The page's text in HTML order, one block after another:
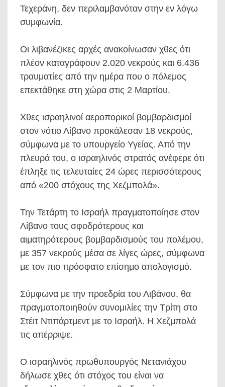
Τεχεράνη, δεν περιλαμβανόταν στην εν λόγω
συμφωνία.
Οι λιβανέζικες αρχές ανακοίνωσαν χθες ότι
πλέον καταγράφουν 2.020 νεκρούς και 6.436
τραυματίες από την ημέρα που ο πόλεμος
επεκτάθηκε στη χώρα στις 2 Μαρτίου.
Χθες ισραηλινοί αεροπορικοί βομβαρδισμοί
στον νότιο Λίβανο προκάλεσαν 18 νεκρούς,
σύμφωνα με το υπουργείο Υγείας. Από την
πλευρά του, ο ισραηλινός στρατός ανέφερε ότι
έπληξε τις τελευταίες 24 ώρες περισσότερους
από «200 στόχους της Χεζμπολά».
Την Τετάρτη το Ισραήλ πραγματοποίησε στον
Λίβανο τους σφοδρότερους και
αιματηρότερους βομβαρδισμούς του πολέμου,
με 357 νεκρούς μέσα σε λίγες ώρες, σύμφωνα
με τον πιο πρόσφατο επίσημο απολογισμό.
Σύμφωνα με την προεδρία του Λιβάνου, θα
πραγματοποιηθούν συνομιλίες την Τρίτη στο
Στέιτ Ντιπάρτμεντ με το Ισραήλ. Η Χεζμπολά
τις απέρριψε.
Ο ισραηλινός πρωθυπουργός Νετανιάχου
δήλωσε χθες ότι στόχος του είναι να